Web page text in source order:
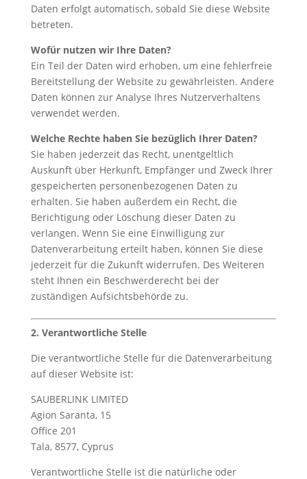
Daten erfolgt automatisch, sobald Sie diese Website
betreten.
Wofür nutzen wir Ihre Daten?
Ein Teil der Daten wird erhoben, um eine fehlerfreie
Bereitstellung der Website zu gewährleisten. Andere
Daten können zur Analyse Ihres Nutzerverhaltens
verwendet werden.
Welche Rechte haben Sie bezüglich Ihrer Daten?
Sie haben jederzeit das Recht, unentgeltlich
Auskunft über Herkunft, Empfänger und Zweck Ihrer
gespeicherten personenbezogenen Daten zu
erhalten. Sie haben außerdem ein Recht, die
Berichtigung oder Löschung dieser Daten zu
verlangen. Wenn Sie eine Einwilligung zur
Datenverarbeitung erteilt haben, können Sie diese
jederzeit für die Zukunft widerrufen. Des Weiteren
steht Ihnen ein Beschwerderecht bei der
zuständigen Aufsichtsbehörde zu.
2. Verantwortliche Stelle
Die verantwortliche Stelle für die Datenverarbeitung
auf dieser Website ist:
SAUBERLINK LIMITED
Agion Saranta, 15
Office 201
Tala, 8577, Cyprus
Verantwortliche Stelle ist die natürliche oder